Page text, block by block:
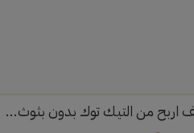
اربح من التيك توك بدون بثوث...